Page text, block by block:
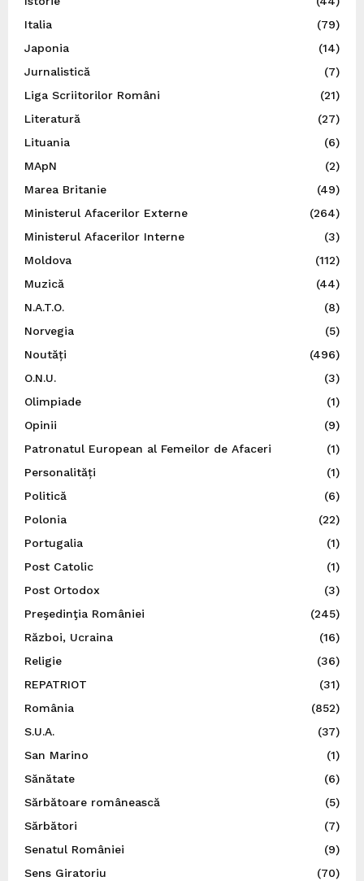
Italia
(79)
Japonia
(14)
Jurnalistică
(7)
Liga Scriitorilor Români
(21)
Literatură
(27)
Lituania
(6)
MApN
(2)
Marea Britanie
(49)
Ministerul Afacerilor Externe
(264)
Ministerul Afacerilor Interne
(3)
Moldova
(112)
Muzică
(44)
N.A.T.O.
(8)
Norvegia
(5)
Noutăți
(496)
O.N.U.
(3)
Olimpiade
(1)
Opinii
(9)
Patronatul European al Femeilor de Afaceri
(1)
Personalități
(1)
Politică
(6)
Polonia
(22)
Portugalia
(1)
Post Catolic
(1)
Post Ortodox
(3)
Preşedinţia României
(245)
Război, Ucraina
(16)
Religie
(36)
REPATRIOT
(31)
România
(852)
S.U.A.
(37)
San Marino
(1)
Sănătate
(6)
Sărbătoare românească
(5)
Sărbători
(7)
Senatul României
(9)
Sens Giratoriu
(70)